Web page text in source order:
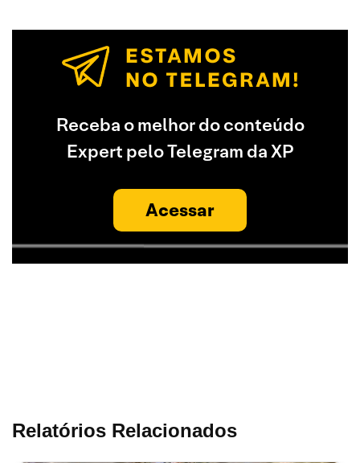
Receba o melhor do conteúdo
Expert pelo Telegram da XP
Acessar
Relatórios Relacionados